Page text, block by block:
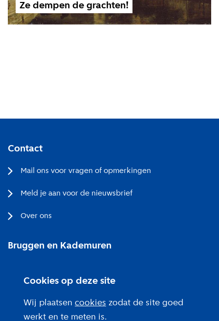
Cookies op deze site
Wij plaatsen cookies zodat de site goed
werkt en te meten is.
Ze dempen de grachten!
Contact
Mail ons voor vragen of opmerkingen
Meld je aan voor de nieuwsbrief
Over ons
Bruggen en Kademuren